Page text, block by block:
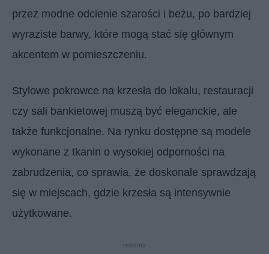
przez modne odcienie szarości i beżu, po bardziej
wyraziste barwy, które mogą stać się głównym
akcentem w pomieszczeniu.
Stylowe pokrowce na krzesła do lokalu, restauracji
czy sali bankietowej muszą być eleganckie, ale
także funkcjonalne. Na rynku dostępne są modele
wykonane z tkanin o wysokiej odporności na
zabrudzenia, co sprawia, że doskonale sprawdzają
się w miejscach, gdzie krzesła są intensywnie
użytkowane.
reklama